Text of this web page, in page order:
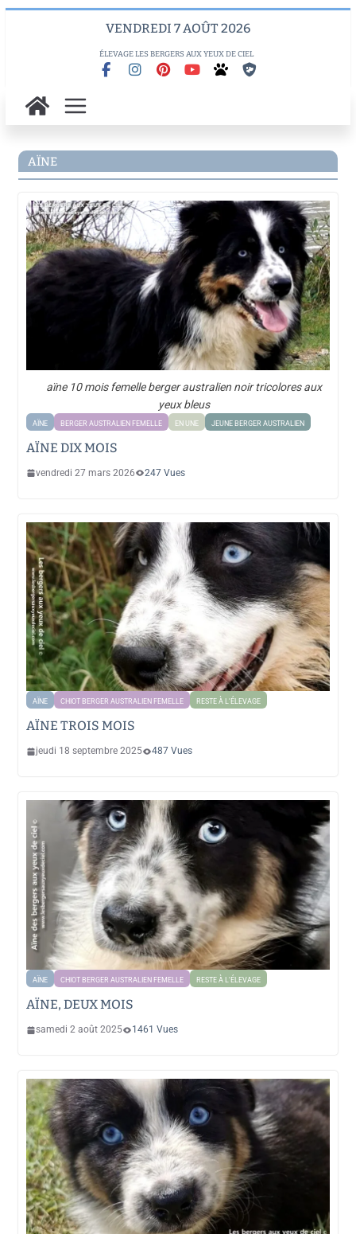
VENDREDI 7 AOÛT 2026
ÉLEVAGE LES BERGERS AUX YEUX DE CIEL
AÏNE
aïne 10 mois femelle berger australien noir tricolores aux
yeux bleus
AÏNE BERGER AUSTRALIEN FEMELLE EN UNE JEUNE BERGER AUSTRALIEN
AÏNE DIX MOIS
vendredi 27 mars 2026 247 Vues
AÏNE CHIOT BERGER AUSTRALIEN FEMELLE RESTE À L'ÉLEVAGE
AÏNE TROIS MOIS
jeudi 18 septembre 2025 487 Vues
AÏNE CHIOT BERGER AUSTRALIEN FEMELLE RESTE À L'ÉLEVAGE
AÏNE, DEUX MOIS
samedi 2 août 2025 1461 Vues